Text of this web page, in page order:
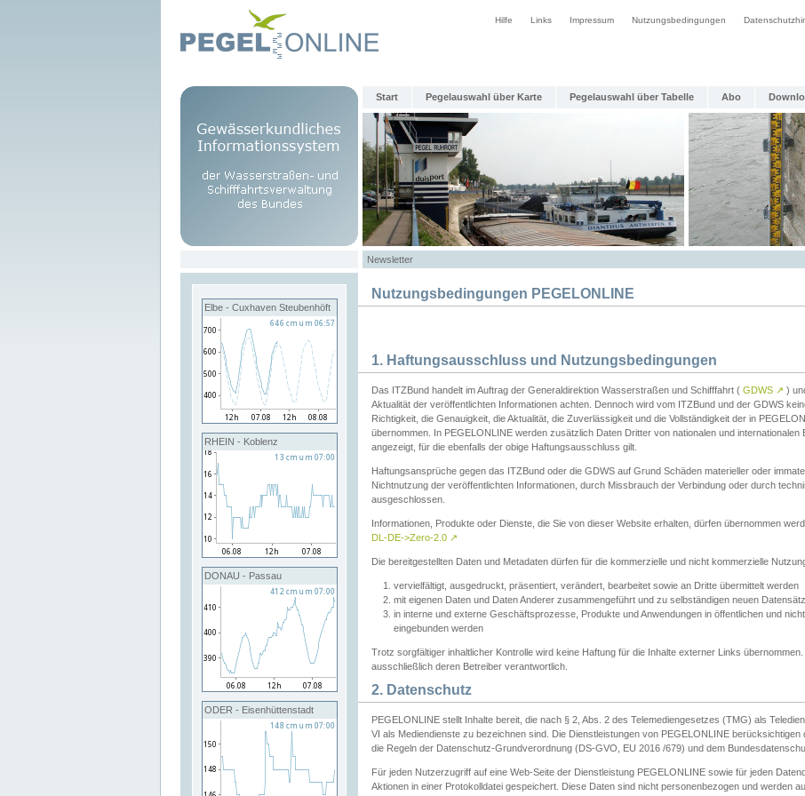
Hilfe Links Impressum Nutzungsbedingungen
Start Pegelauswahl über Karte Pegelauswahl über Tabelle Abo
Newsletter
Elbe - Cuxhaven Steubenhöft
RHEIN - Koblenz
DONAU - Passau
ODER - Eisenhüttenstadt
Nutzungsbedingungen PEGELONLINE
1. Haftungsausschluss und Nutzungsbedingungen
Das ITZBund handelt im Auftrag der Generaldirektion Wasserstraßen und Schifffahrt ( GDWS ↗ )
Aktualität der veröffentlichten Informationen achten. Dennoch wird vom ITZBund und der GDWS
Richtigkeit, die Genauigkeit, die Aktualität, die Zuverlässigkeit und die Vollständigkeit der in
übernommen. In PEGELONLINE werden zusätzlich Daten Dritter von nationalen und
angezeigt, für die ebenfalls der obige Haftungsausschluss gilt.
Haftungsansprüche gegen das ITZBund oder die GDWS auf Grund Schäden materieller oder
Nichtnutzung der veröffentlichten Informationen, durch Missbrauch der Verbindung oder durch
ausgeschlossen.
Informationen, Produkte oder Dienste, die Sie von dieser Website erhalten, dürfen übernommen
DL-DE->Zero-2.0 ↗
Die bereitgestellten Daten und Metadaten dürfen für die kommerzielle und nicht kommerzielle
vervielfältigt, ausgedruckt, präsentiert, verändert, bearbeitet sowie an Dritte übermittelt werden
mit eigenen Daten und Daten Anderer zusammengeführt und zu selbständigen neuen
in interne und externe Geschäftsprozesse, Produkte und Anwendungen in öffentlichen und
eingebunden werden
Trotz sorgfältiger inhaltlicher Kontrolle wird keine Haftung für die Inhalte externer Links
ausschließlich deren Betreiber verantwortlich.
2. Datenschutz
PEGELONLINE stellt Inhalte bereit, die nach § 2, Abs. 2 des Telemediengesetzes (TMG) als
VI als Mediendienste zu bezeichnen sind. Die Dienstleistungen von PEGELONLINE
die Regeln der Datenschutz-Grundverordnung (DS-GVO, EU 2016 /679) und dem
Für jeden Nutzerzugriff auf eine Web-Seite der Dienstleistung PEGELONLINE sowie für jeden
Aktionen in einer Protokolldatei gespeichert. Diese Daten sind nicht personenbezogen und werden